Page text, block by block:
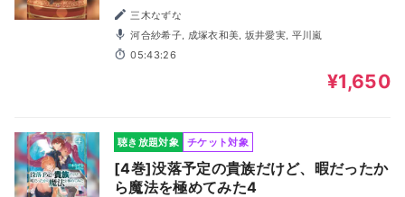
三木なずな
河合紗希子, 成塚衣和美, 坂井愛実, 平川嵐
05:43:26
¥1,650
聴き放題対象 チケット対象
[4巻]没落予定の貴族だけど、暇だったか
ら魔法を極めてみた4